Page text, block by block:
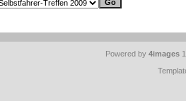
Powered by 4images